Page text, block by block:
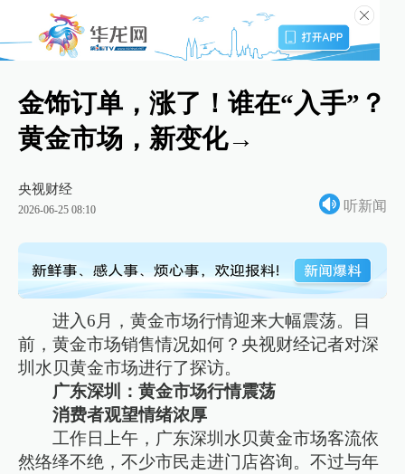
金饰订单，涨了！谁在“入手”？
黄金市场，新变化→
央视财经
2026-06-25 08:10 听新闻
进入6月，黄金市场行情迎来大幅震荡。目
前，黄金市场销售情况如何？央视财经记者对深
圳水贝黄金市场进行了探访。
广东深圳：黄金市场行情震荡
消费者观望情绪浓厚
工作日上午，广东深圳水贝黄金市场客流依
然络绎不绝，不少市民走进门店咨询。不过与年